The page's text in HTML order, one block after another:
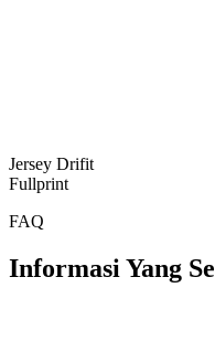
Jersey Drifit
Fullprint
FAQ
Informasi Yang